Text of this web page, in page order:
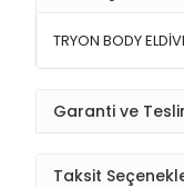
TRYON BODY
Garanti ve
Taksit